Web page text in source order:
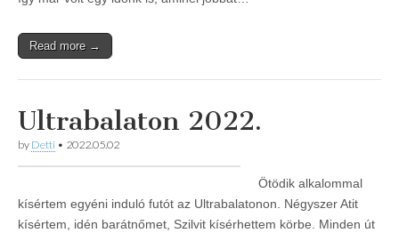
Read more →
Ultrabalaton 2022.
by Detti • 2022.05.02
Ötödik alkalommal
kísértem egyéni induló futót az Ultrabalatonon. Négyszer Atit
kísértem, idén barátnőmet, Szilvit kísérhettem körbe. Minden út